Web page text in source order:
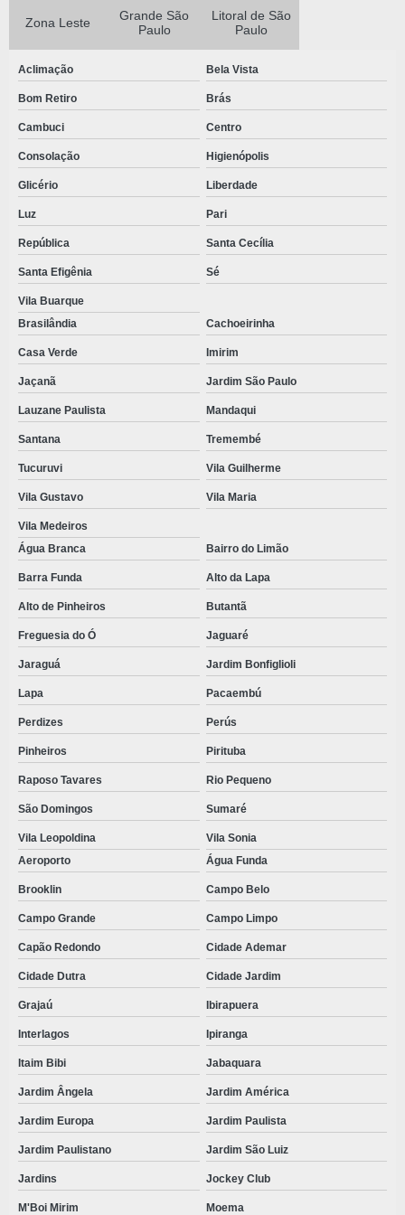
MATERIAIS ODONTOLÓGICOS DESCARTÁVEIS
ONDE COMPRAR KIT CIRÚRGICO ESTÉRIL
ORÇAMENTO KIT CIRÚRGICO DESCARTÁVEL
PRODUTOS CIRURGICOS DESCARTAVEIS
PRODUTOS CIRÚRGICOS DESCARTÁVEIS
PRODUTOS DESCARTAVEIS PARA CLINICAS
PRODUTOS DESCARTAVEIS HOSPITALARES
PRODUTOS DESCARTAVEIS ODONTOLOGICOS
PRODUTOS DESCARTAVEIS EM TNT
PRODUTOS HOSPITALARES ESTÉREIS
PRODUTOS ODONTOLÓGICOS DESCARTÁVEIS
PROPÉ DESCARTAVEL
PROPÉ DESCARTAVEL PREÇO
ROUPA DESCARTAVEL
ROUPA DESCARTAVEL HOSPITALAR
ROUPAS DESCARTAVEIS EM TNT
SAPATILHA PROPÉ ANTIDERRAPANTE
SAPATILHAS DESCARTÁVEIS PREÇO
TOUCA DESCARTÁVEL BRANCA
TOUCA DESCARTÁVEL ROSA
TOUCA DESCARTÁVEL TNT
TOUCA SANFONADA DESCARTÁVEL
TOUCAS SANFONADAS
VALOR AVENTAL DESCARTÁVEL SMS
VALOR AVENTAL TNT
VALOR KIT ODONTOLÓGICO
VENDA DE KITS CIRÚRGICOS PRONTOS
VESTIMENTAS DESCARTÁVEIS
VESTIMENTAS DESCARTÁVEIS TNT
Zona Leste
Grande São
Paulo
Litoral de São
Paulo
Aclimação Bela Vista
Bom Retiro Brás
Cambuci Centro
Consolação Higienópolis
Glicério Liberdade
Luz Pari
República Santa Cecília
Santa Efigênia Sé
Vila Buarque
Brasilândia
Cachoeirinha
Casa Verde Imirim
Jaçanã Jardim São Paulo
Lauzane Paulista Mandaqui
Santana Tremembé
Tucuruvi Vila Guilherme
Vila Gustavo Vila Maria
Vila Medeiros
Água Branca
Bairro do Limão
Barra Funda Alto da Lapa
Alto de Pinheiros Butantã
Freguesia do Ó Jaguaré
Jaraguá Jardim Bonfiglioli
Lapa Pacaembú
Perdizes Perús
Pinheiros Pirituba
Raposo Tavares Rio Pequeno
São Domingos Sumaré
Vila Leopoldina
Vila Sonia
Aeroporto
Água Funda
Brooklin Campo Belo
Campo Grande Campo Limpo
Capão Redondo Cidade Ademar
Cidade Dutra Cidade Jardim
Grajaú Ibirapuera
Interlagos Ipiranga
Itaim Bibi Jabaquara
Jardim Ângela Jardim América
Jardim Europa Jardim Paulista
Jardim Paulistano Jardim São Luiz
Jardins Jockey Club
M'Boi Mirim Moema